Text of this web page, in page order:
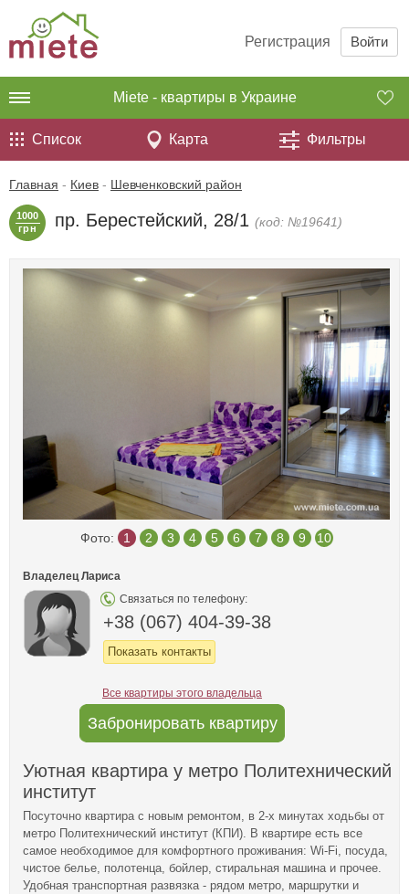
Регистрация Войти
Miete - квартиры в Украине
Список Карта Фильтры
Главная - Киев - Шевченковский район
1000
грн
пр. Берестейский, 28/1 (код: №19641)
Фото: 1 2 3 4 5 6 7 8 9 10
Владелец Лариса
Связаться по телефону:
+38 (067) 404-39-38
Показать контакты
Все квартиры этого владельца
Забронировать квартиру
Уютная квартира у метро Политехнический
институт
Посуточно квартира с новым ремонтом, в 2-х минутах ходьбы от
метро Политехнический институт (КПИ). В квартире есть все
самое необходимое для комфортного проживания: Wi-Fi, посуда,
чистое белье, полотенца, бойлер, стиральная машина и прочее.
Удобная транспортная развязка - рядом метро, маршрутки и